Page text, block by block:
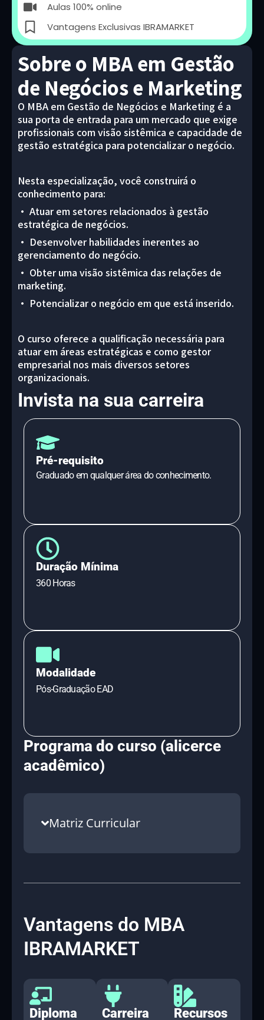
Sobre o MBA em Gestão
de Negócios e Marketing
O MBA em Gestão de Negócios e Marketing é a
sua porta de entrada para um mercado que exige
profissionais com visão sistêmica e capacidade de
gestão estratégica para potencializar o negócio.
Nesta especialização, você construirá o
conhecimento para:
• Atuar em setores relacionados à gestão
estratégica de negócios.
• Desenvolver habilidades inerentes ao
gerenciamento do negócio.
• Obter uma visão sistêmica das relações de
marketing.
• Potencializar o negócio em que está inserido.
O curso oferece a qualificação necessária para
atuar em áreas estratégicas e como gestor
empresarial nos mais diversos setores
organizacionais.
Invista na sua carreira
Pré-requisito
Graduado em qualquer área do conhecimento.
Duração Mínima
360 Horas
Modalidade
Pós-Graduação EAD
Programa do curso (alicerce
acadêmico)
Matriz Curricular
Vantagens do MBA
IBRAMARKET
Diploma
Carreira
Recursos
Aulas 100% online
Vantagens Exclusivas IBRAMARKET